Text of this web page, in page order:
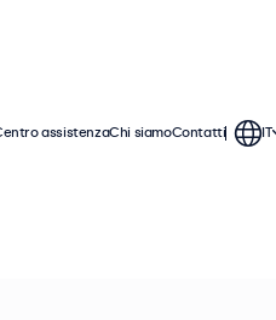
assistenzaChi siamoContatti IT